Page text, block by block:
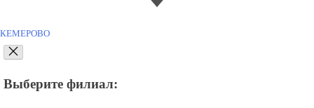
КЕМЕРОВО
Выберите филиал: